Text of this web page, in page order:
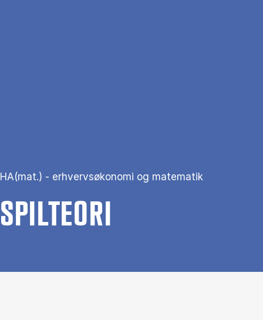
HA(mat.) - erhvervsøkonomi og matematik
SPIL­TE­O­RI